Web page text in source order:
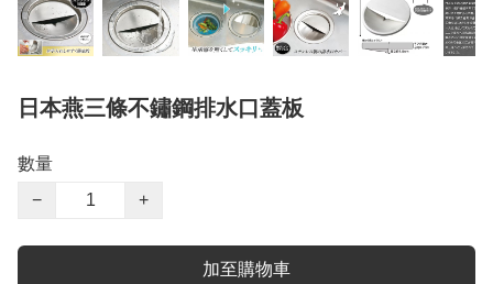
日本燕三條不鏽鋼排水口蓋板
數量
−
+
加至購物車